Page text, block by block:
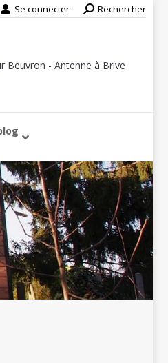
Se connecter Search:
Rechercher
Beuvron - Antenne à Brive